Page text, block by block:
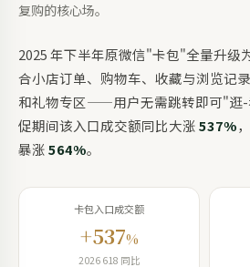
复购的核心场。
2025 年下半年原微信"卡包"全量升级
合小店订单、购物车、收藏与浏览记
和礼物专区——用户无需跳转即可"逛-
促期间该入口成交额同比大涨537%
暴涨564%。
卡包入口成交额
+537%
2026 618 同比